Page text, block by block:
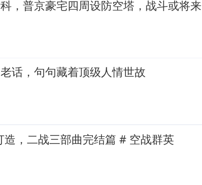
，普京豪宅四周设防空塔，战斗或将来
话，句句藏着顶级人情世故
造，二战三部曲完结篇 # 空战群英